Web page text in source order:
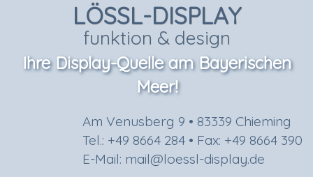
LÖSSL-DISPLAY
funktion & design
Ihre Display-Quelle am Bayerischen
Meer!
Am Venusberg 9 • 83339 Chieming
Tel.: +49 8664 284 • Fax: +49 8664 390
E-Mail: